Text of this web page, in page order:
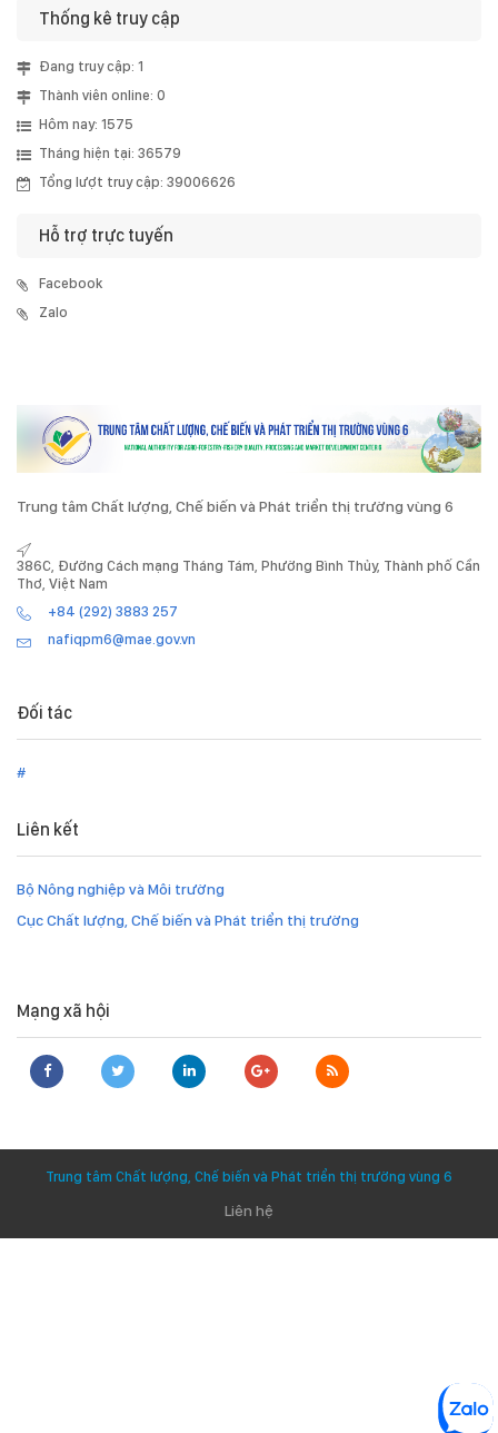
Thống kê truy cập
Đang truy cập: 1
Thành viên online: 0
Hôm nay: 1575
Tháng hiện tại: 36579
Tổng lượt truy cập: 39006626
Hỗ trợ trực tuyến
Facebook
Zalo
Trung tâm Chất lượng, Chế biến và Phát triển thị trường vùng 6
386C, Đường Cách mạng Tháng Tám, Phường Bình Thủy, Thành phố Cần
Thơ, Việt Nam
+84 (292) 3883 257
nafiqpm6@mae.gov.vn
Đối tác
#
Liên kết
Bộ Nông nghiệp và Môi trường
Cục Chất lượng, Chế biến và Phát triển thị trường
Mạng xã hội
Trung tâm Chất lượng, Chế biến và Phát triển thị trường vùng 6
Liên hệ